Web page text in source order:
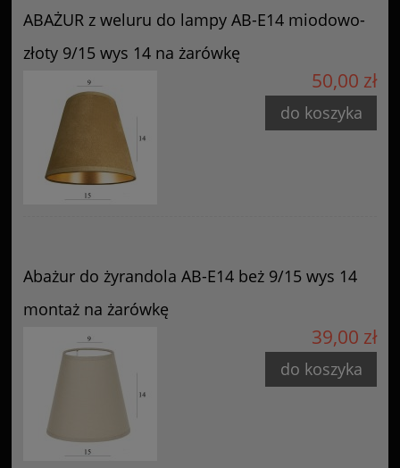
ABAŻUR z weluru do lampy AB-E14 miodowo-
złoty 9/15 wys 14 na żarówkę
50,00 zł
do koszyka
Abażur do żyrandola AB-E14 beż 9/15 wys 14
montaż na żarówkę
39,00 zł
do koszyka